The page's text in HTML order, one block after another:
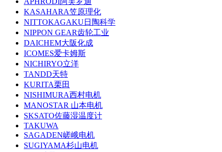
KASAHARA笠原理化
NITTOKAGAKU日陶科学
NIPPON GEAR齿轮工业
DAICHEM大阪化成
ICOMES爱卡姆斯
NICHIRYO立洋
TANDD天特
KURITA栗田
NISHIMURA西村电机
MANOSTAR 山本电机
SKSATO佐藤湿温度计
TAKUWA
SAGADEN嵯峨电机
SUGIYAMA杉山电机